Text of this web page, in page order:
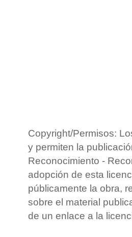
Copyright/Permisos:
y permiten la
Reconocimiento -
adopción de esta
públicamente la obra,
sobre el material
de un enlace a la